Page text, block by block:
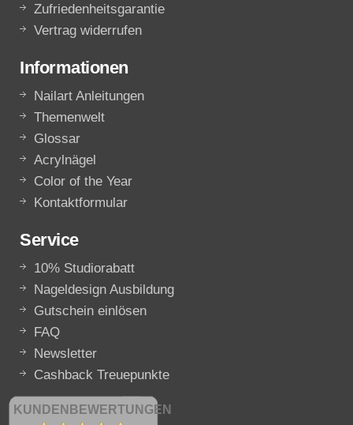
Zufriedenheitsgarantie
Vertrag widerrufen
Informationen
Nailart Anleitungen
Themenwelt
Glossar
Acrylnägel
Color of the Year
Kontaktformular
Service
10% Studiorabatt
Nageldesign Ausbildung
Gutschein einlösen
FAQ
Newsletter
Cashback Treuepunkte
KUNDENBEWERTUNGEN